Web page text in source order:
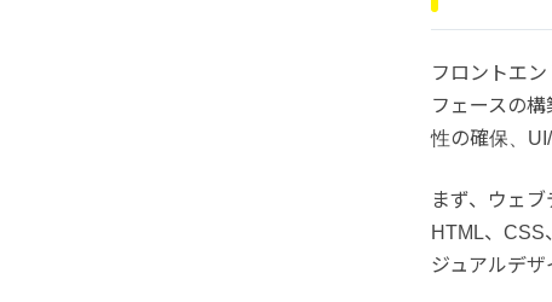
フロントエ
フェースの
性の確保、
まず、ウェ
HTML、CSS
ジュアルデザ